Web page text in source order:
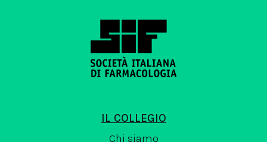
IL COLLEGIO
Chi siamo